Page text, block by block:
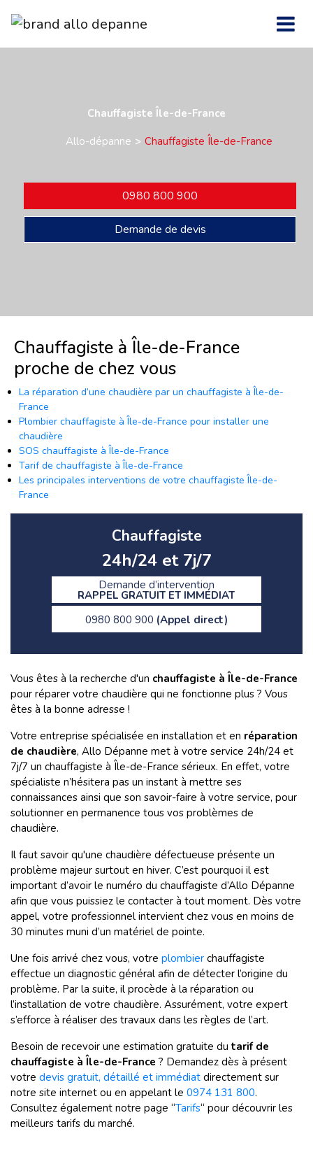
Chauffagiste Île-de-France
Allo-dépanne
Chauffagiste Île-de-France
0980 800 900
Demande de devis
Chauffagiste à Île-de-France
proche de chez vous
La réparation d’une chaudière par un chauffagiste à Île-de-
France
Plombier chauffagiste à Île-de-France pour installer une
chaudière
SOS chauffagiste à Île-de-France
Tarif de chauffagiste à Île-de-France
Les principales interventions de votre chauffagiste Île-de-
France
Chauffagiste
24h/24 et 7j/7
Demande d’intervention
RAPPEL GRATUIT ET IMMÉDIAT
0980 800 900 (Appel direct)
Vous êtes à la recherche d'un chauffagiste à Île-de-France
pour réparer votre chaudière qui ne fonctionne plus ? Vous
êtes à la bonne adresse !
Votre entreprise spécialisée en installation et en réparation
de chaudière, Allo Dépanne met à votre service 24h/24 et
7j/7 un chauffagiste à Île-de-France sérieux. En effet, votre
spécialiste n’hésitera pas un instant à mettre ses
connaissances ainsi que son savoir-faire à votre service, pour
solutionner en permanence tous vos problèmes de
chaudière.
Il faut savoir qu'une chaudière défectueuse présente un
problème majeur surtout en hiver. C’est pourquoi il est
important d’avoir le numéro du chauffagiste d’Allo Dépanne
afin que vous puissiez le contacter à tout moment. Dès votre
appel, votre professionnel intervient chez vous en moins de
30 minutes muni d’un matériel de pointe.
Une fois arrivé chez vous, votre plombier chauffagiste
effectue un diagnostic général afin de détecter l’origine du
problème. Par la suite, il procède à la réparation ou
l’installation de votre chaudière. Assurément, votre expert
s’efforce à réaliser des travaux dans les règles de l’art.
Besoin de recevoir une estimation gratuite du tarif de
chauffagiste à Île-de-France ? Demandez dès à présent
votre devis gratuit, détaillé et immédiat directement sur
notre site internet ou en appelant le 0974 131 800.
Consultez également notre page “Tarifs“ pour découvrir les
meilleurs tarifs du marché.